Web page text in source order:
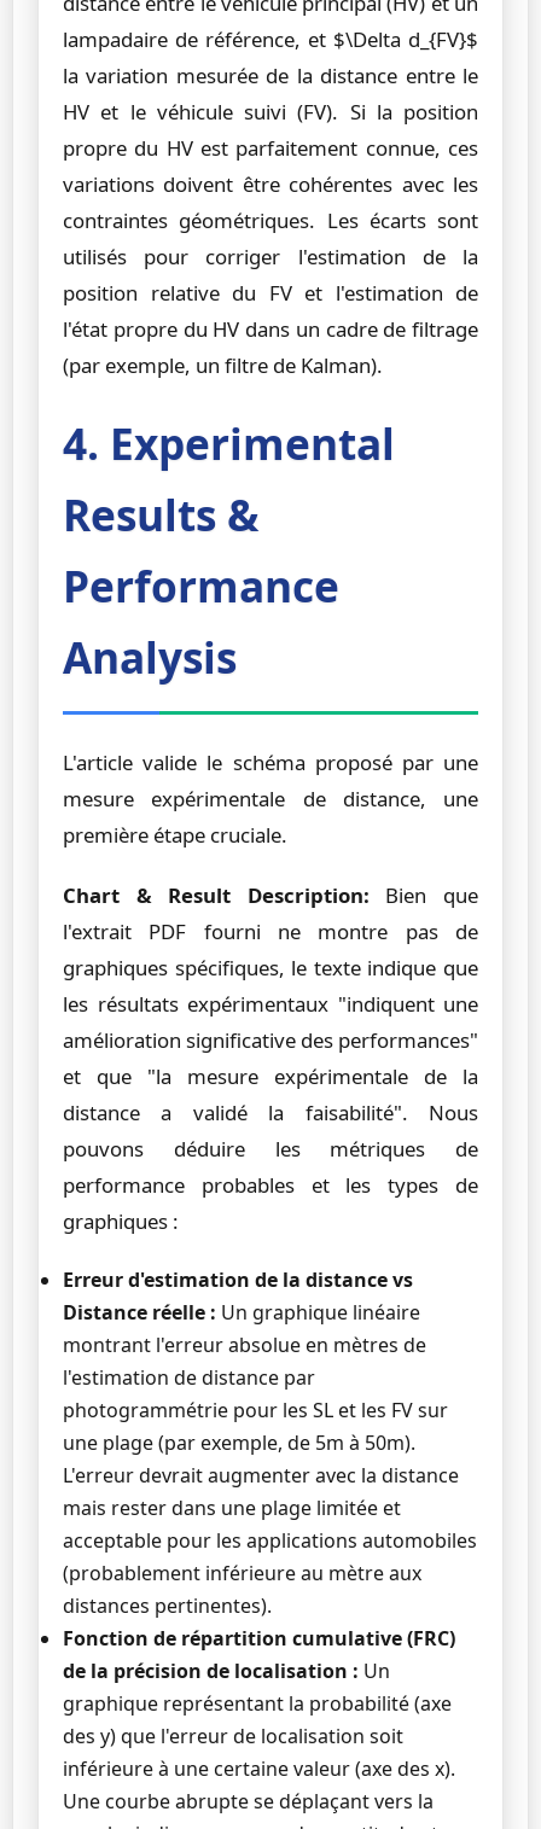
lampadaire de référence, et $\Delta d_{FV}$
la variation mesurée de la distance entre le
HV et le véhicule suivi (FV). Si la position
propre du HV est parfaitement connue, ces
variations doivent être cohérentes avec les
contraintes géométriques. Les écarts sont
utilisés pour corriger l'estimation de la
position relative du FV et l'estimation de
l'état propre du HV dans un cadre de filtrage
(par exemple, un filtre de Kalman).
4. Experimental
Results &
Performance
Analysis
L'article valide le schéma proposé par une
mesure expérimentale de distance, une
première étape cruciale.
Chart & Result Description: Bien que
l'extrait PDF fourni ne montre pas de
graphiques spécifiques, le texte indique que
les résultats expérimentaux "indiquent une
amélioration significative des performances"
et que "la mesure expérimentale de la
distance a validé la faisabilité". Nous
pouvons déduire les métriques de
performance probables et les types de
graphiques :
Erreur d'estimation de la distance vs
Distance réelle : Un graphique linéaire
montrant l'erreur absolue en mètres de
l'estimation de distance par
photogrammétrie pour les SL et les FV sur
une plage (par exemple, de 5m à 50m).
L'erreur devrait augmenter avec la distance
mais rester dans une plage limitée et
acceptable pour les applications automobiles
(probablement inférieure au mètre aux
distances pertinentes).
Fonction de répartition cumulative (FRC)
de la précision de localisation : Un
graphique représentant la probabilité (axe
des y) que l'erreur de localisation soit
inférieure à une certaine valeur (axe des x).
Une courbe abrupte se déplaçant vers la